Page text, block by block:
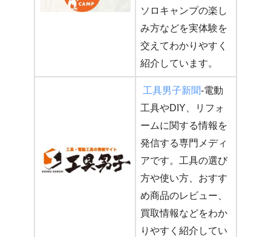
ソロキャンプの楽し
み方などを実体験を
交えてわかりやすく
紹介しています。
工具男子新聞-電動
工具やDIY、リフォ
ームに関する情報を
発信する専門メディ
アです。工具の選び
方や使い方、おすす
め商品のレビュー、
買取情報などをわか
りやすく紹介してい